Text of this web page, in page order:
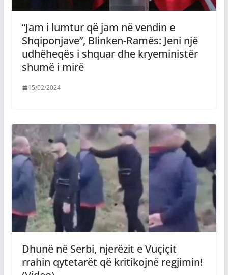
“Jam i lumtur që jam në vendin e
Shqiponjave”, Blinken-Ramës: Jeni një
udhëheqës i shquar dhe kryeministër
shumë i mirë
15/02/2024
Dhunë në Serbi, njerëzit e Vuçiçit
rrahin qytetarët që kritikojnë regjimin!